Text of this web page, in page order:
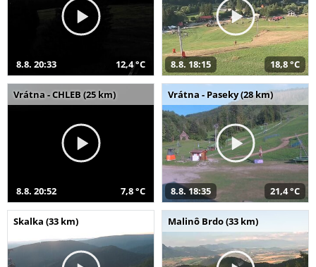
8.8. 20:33 12,4 °C 8.8. 18:15 18,8 °C
Vrátna - CHLEB (25 km)
8.8. 20:52 7,8 °C
Vrátna - Paseky (28 km)
8.8. 18:35 21,4 °C
Skalka (33 km) Malinô Brdo (33 km)